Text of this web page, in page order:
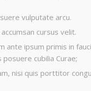
vulputate arcu.
cursus velit.
ante ipsum primis in
cubilia Curae;
nisi quis porttitor